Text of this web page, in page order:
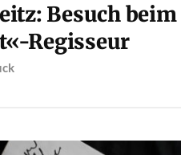
Besuch beim
Regisseur